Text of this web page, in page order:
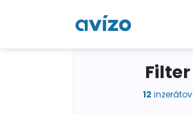
Filter
12 inzerátov